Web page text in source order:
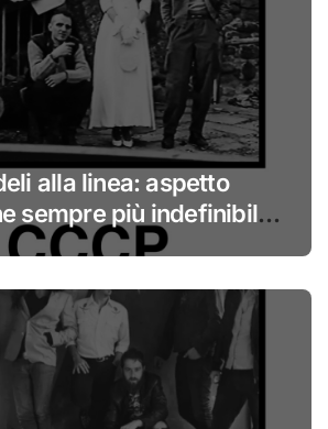
alla linea: aspetto
sempre più indefinibile